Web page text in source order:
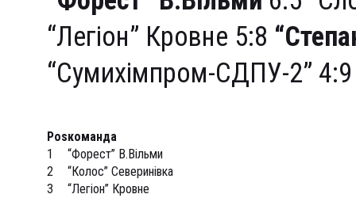
“Легіон” Кровне 5:8
“Сумихімпром-СДПУ-2”
Posкоманда
1
“Форест” В.Вільми
2
“Колос” Северинівка
3
“Легіон” Кровне